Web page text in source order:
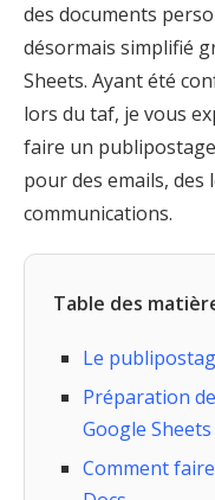
des documents
désormais simplifié
Sheets. Ayant été
lors du taf, je vous
faire un
pour des emails, des
communications.
Table des
Le
Préparation
Google Sheets
Comment